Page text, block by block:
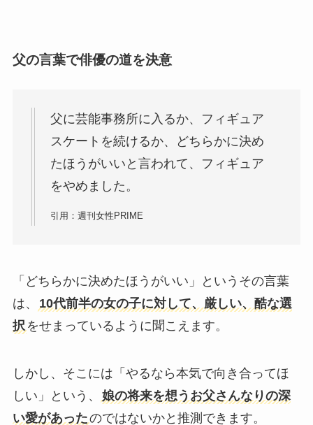
父の言葉で俳優の道を決意
父に芸能事務所に入るか、フィギュア
スケートを続けるか、どちらかに決め
たほうがいいと言われて、フィギュア
をやめました。
引用：週刊女性PRIME
「どちらかに決めたほうがいい」というその言葉
は、
10代前半の女の子に対して、厳しい、酷な選
択 をせまっているように聞こえます。
しかし、そこには「やるなら本気で向き合ってほ
しい」という、
娘の将来を想うお父さんなりの深
い愛があったのではないかと推測できます。